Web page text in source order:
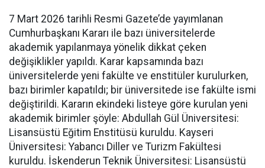
7 Mart 2026 tarihli Resmi Gazete’de yayımlanan
Cumhurbaşkanı Kararı ile bazı üniversitelerde
akademik yapılanmaya yönelik dikkat çeken
değişiklikler yapıldı. Karar kapsamında bazı
üniversitelerde yeni fakülte ve enstitüler kurulurken,
bazı birimler kapatıldı; bir üniversitede ise fakülte ismi
değiştirildi. Kararın ekindeki listeye göre kurulan yeni
akademik birimler şöyle: Abdullah Gül Üniversitesi:
Lisansüstü Eğitim Enstitüsü kuruldu. Kayseri
Üniversitesi: Yabancı Diller ve Turizm Fakültesi
kuruldu. İskenderun Teknik Üniversitesi: Lisansüstü